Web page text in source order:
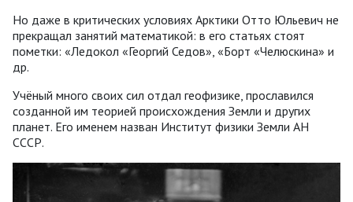
Но даже в критических условиях Арктики Отто Юльевич не
прекращал занятий математикой: в его статьях стоят
пометки: «Ледокол «Георгий Седов», «Борт «Челюскина» и
др.
Учёный много своих сил отдал геофизике, прославился
созданной им теорией происхождения Земли и других
планет. Его именем назван Институт физики Земли АН
СССР.